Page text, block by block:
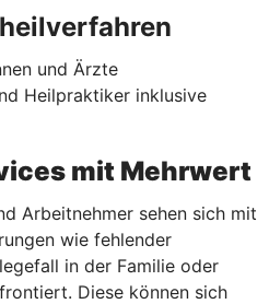
und Ärzte
Heilpraktiker inklusive
mit Mehrwert
Arbeitnehmer sehen sich mit
wie fehlender
in der Familie oder
Diese können sich